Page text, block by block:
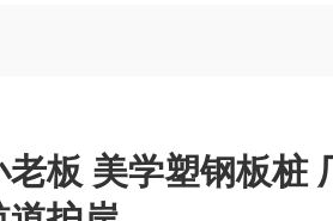
老板 美学塑钢板桩